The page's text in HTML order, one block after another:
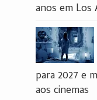
anos em Los
para 2027 e
aos cinemas